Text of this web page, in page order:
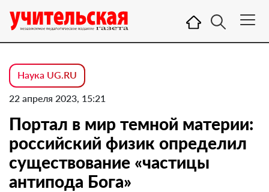
Наука UG.RU
22 апреля 2023, 15:21
Портал в мир темной материи:
российский физик определил
существование «частицы
антипода Бога»